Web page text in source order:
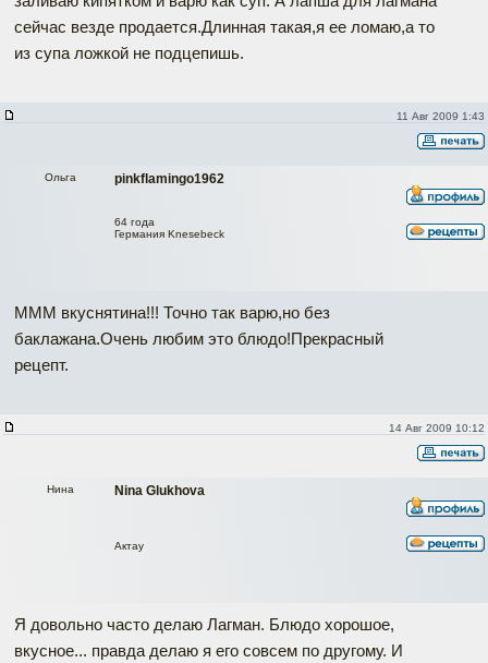
сейчас везде продается.Длинная такая,я ее ломаю,а то
из супа ложкой не подцепишь.
11 Авг 2009 1:43
pinkflamingo1962
Ольга
64 года
Германия Knesebeck
МММ вкуснятина!!! Точно так варю,но без
баклажана.Очень любим это блюдо!Прекрасный
рецепт.
14 Авг 2009 10:12
Nina Glukhova
Нина
Актау
Я довольно часто делаю Лагман. Блюдо хорошое,
вкусное... правда делаю я его совсем по другому. И